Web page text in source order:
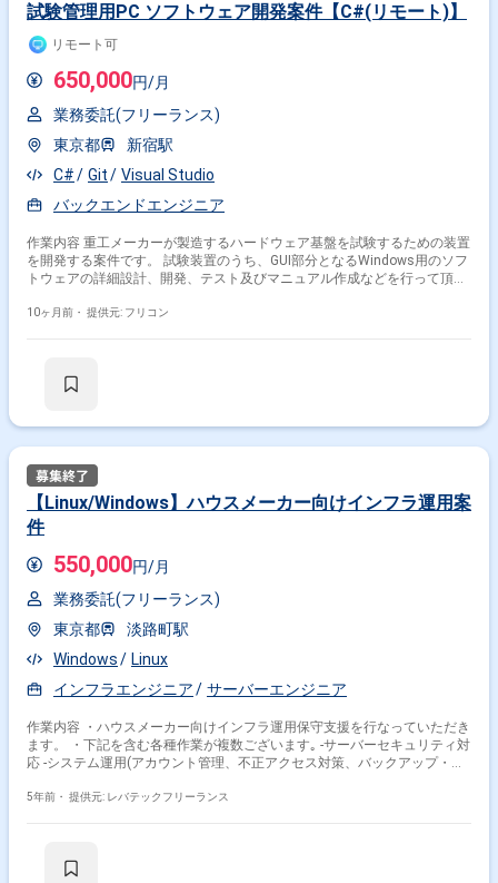
試験管理用PC ソフトウェア開発案件【C#(リモート)】
リモート可
650,000円/月
業務委託(フリーランス)
東京都
新宿駅
C#
Git
Visual Studio
バックエンドエンジニア
作業内容 重工メーカーが製造するハードウェア基盤を試験するための装置
を開発する案件です。 試験装置のうち、GUI部分となるWindows用のソフ
トウェアの詳細設計、開発、テスト及びマニュアル作成などを行って頂き
10ヶ月前・ 提供元: フリコン
【Linux/Windows】ハウスメーカー向けインフラ運用案
件
550,000円/月
業務委託(フリーランス)
東京都
淡路町駅
Windows
Linux
インフラエンジニア
サーバーエンジニア
作業内容 ・ハウスメーカー向けインフラ運用保守支援を行なっていただき
ます。 ・下記を含む各種作業が複数ございます｡ -サーバーセキュリティ対
応 -システム運用(アカウント管理、不正アクセス対策、バックアップ・リ
5年前・ 提供元: レバテックフリーランス